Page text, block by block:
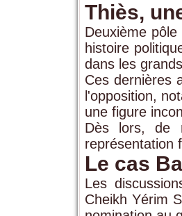
Thiès,
Deuxième
histoire
dans les
Ces dernières
l'opposition,
une figure
Dès lors, de
représentation
Le cas
Les
Cheikh Yérim